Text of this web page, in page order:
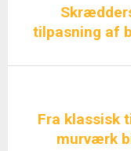
tilpasning af
Fra klassisk
murværk